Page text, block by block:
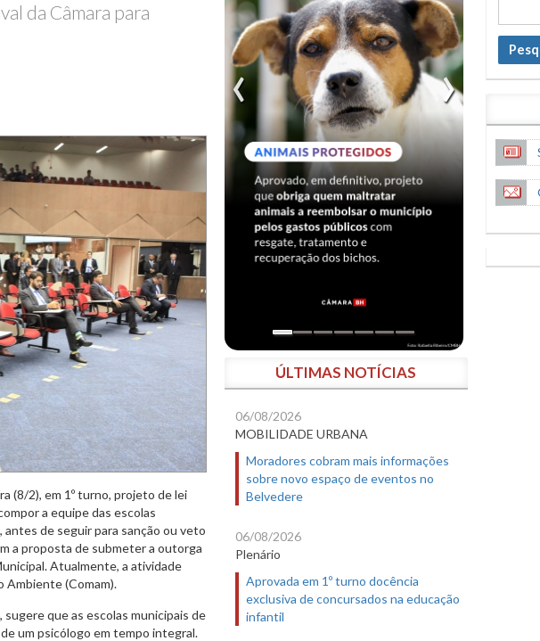
da Câmara para
(8/2), em 1º turno, projeto de lei
a equipe das escolas
de seguir para sanção ou veto
a proposta de submeter a outorga
Atualmente, a atividade
Ambiente (Comam).
, sugere que as escolas municipais de
um psicólogo em tempo integral.
ÚLTIMAS NOTÍCIAS
06/08/2026
MOBILIDADE URBANA
Moradores cobram mais informações
sobre novo espaço de eventos no
Belvedere
06/08/2026
Plenário
Aprovada em 1º turno docência
exclusiva de concursados na educação
infantil